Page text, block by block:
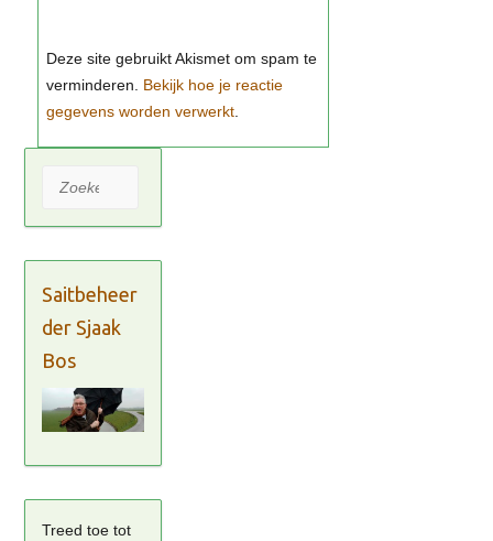
Bekijk hoe je reactie
gegevens worden verwerkt
Zoeken
Saitbeheer
der Sjaak
Bos
Treed toe tot